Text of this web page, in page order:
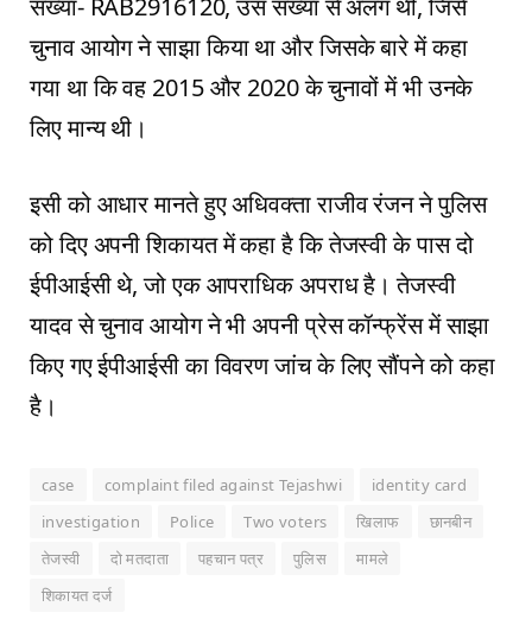
चुनाव आयोग ने साझा किया था और जिसके बारे में कहा
गया था कि वह 2015 और 2020 के चुनावों में भी उनके
लिए मान्य थी।
इसी को आधार मानते हुए अधिवक्ता राजीव रंजन ने पुलिस
को दिए अपनी शिकायत में कहा है कि तेजस्वी के पास दो
ईपीआईसी थे, जो एक आपराधिक अपराध है। तेजस्वी
यादव से चुनाव आयोग ने भी अपनी प्रेस कॉन्फ्रेंस में साझा
किए गए ईपीआईसी का विवरण जांच के लिए सौंपने को कहा
है।
case complaint filed against Tejashwi
identity card
investigation
Police Two voters खिलाफ
छानबीन
तेजस्वी
दो मतदाता पहचान पत्र पुलिस
मामले
शिकायत दर्ज